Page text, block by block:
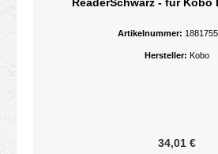
Artikelnummer:
Hersteller: Kobo
Regulärer
34,01 €